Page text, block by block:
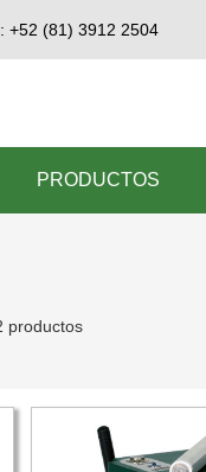
+52 (81) 3912 2504
PRODUCTOS
productos